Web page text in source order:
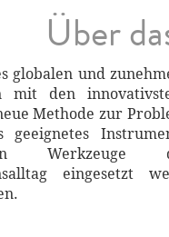
Über
globalen und
mit den
Methode zur
geeignetes
eingesetzt